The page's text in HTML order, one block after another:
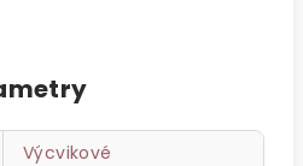
Výcvikové